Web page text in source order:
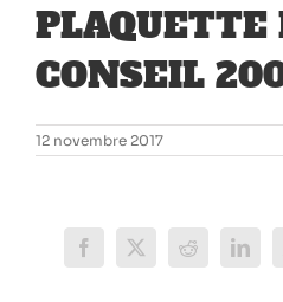
CONSEIL
12 novembre 2017
Facebook
X Reddit